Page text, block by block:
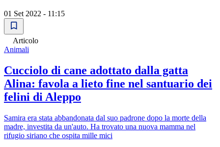
01 Set 2022 - 11:15
Articolo
Animali
Cucciolo di cane adottato dalla gatta
Alina: favola a lieto fine nel santuario dei
felini di Aleppo
Samira era stata abbandonata dal suo padrone dopo la morte della
madre, investita da un'auto. Ha trovato una nuova mamma nel
rifugio siriano che ospita mille mici